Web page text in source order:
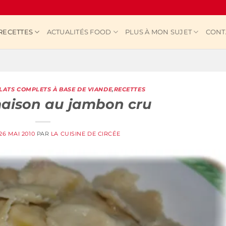
ACTUALITÉS FOOD PLUS À MON SUJET
COMPLETS À BASE DE VIANDE,RECETTES
au jambon cru
MAI 2010 PAR LA CUISINE DE CIRCÉE